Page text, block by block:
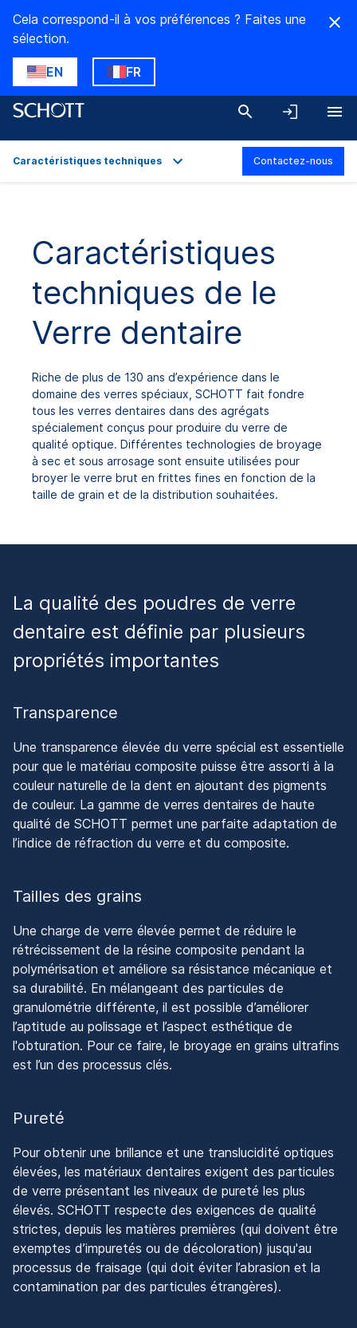
Cela correspond-il à vos préférences ? Faites une
sélection.
EN FR
Caractéristiques techniques
Gamme de produits
Téléchargements
Caractéristiques techniques Contactez-nous
Caractéristiques
techniques de le
Verre dentaire
Riche de plus de 130 ans d’expérience dans le
domaine des verres spéciaux, SCHOTT fait fondre
tous les verres dentaires dans des agrégats
spécialement conçus pour produire du verre de
qualité optique. Différentes technologies de broyage
à sec et sous arrosage sont ensuite utilisées pour
broyer le verre brut en frittes fines en fonction de la
taille de grain et de la distribution souhaitées.
La qualité des poudres de verre
dentaire est définie par plusieurs
propriétés importantes
Transparence
Une transparence élevée du verre spécial est essentielle
pour que le matériau composite puisse être assorti à la
couleur naturelle de la dent en ajoutant des pigments
de couleur. La gamme de verres dentaires de haute
qualité de SCHOTT permet une parfaite adaptation de
l’indice de réfraction du verre et du composite.
Tailles des grains
Une charge de verre élevée permet de réduire le
rétrécissement de la résine composite pendant la
polymérisation et améliore sa résistance mécanique et
sa durabilité. En mélangeant des particules de
granulométrie différente, il est possible d’améliorer
l’aptitude au polissage et l’aspect esthétique de
l'obturation. Pour ce faire, le broyage en grains ultrafins
est l’un des processus clés.
Pureté
Pour obtenir une brillance et une translucidité optiques
élevées, les matériaux dentaires exigent des particules
de verre présentant les niveaux de pureté les plus
élevés. SCHOTT respecte des exigences de qualité
strictes, depuis les matières premières (qui doivent être
exemptes d’impuretés ou de décoloration) jusqu'au
processus de fraisage (qui doit éviter l’abrasion et la
contamination par des particules étrangères).